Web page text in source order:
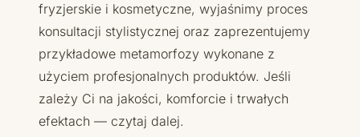
fryzjerskie i kosmetyczne, wyjaśnimy proces
konsultacji stylistycznej oraz zaprezentujemy
przykładowe metamorfozy wykonane z
użyciem profesjonalnych produktów. Jeśli
zależy Ci na jakości, komforcie i trwałych
efektach — czytaj dalej.